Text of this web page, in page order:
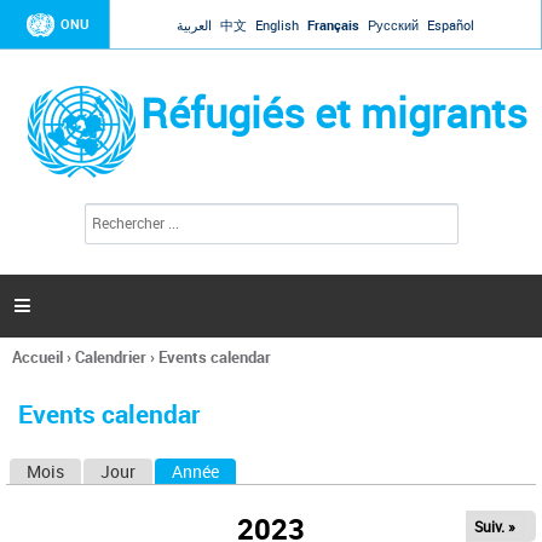
Jump to navigation
ONU العربية 中文 English Français Русский Español
Réfugiés et migrants
l
c
h
e

Vous
ici
Accueil›Calendrier› Events calendar
Events calendar
Mois Jour Année
2023 Suiv. »